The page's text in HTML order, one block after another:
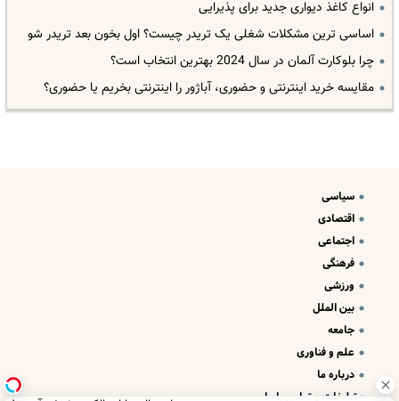
انواع کاغذ دیواری جدید برای پذیرایی
اساسی ترین مشکلات شغلی یک تریدر چیست؟ اول بخون بعد تریدر شو
چرا بلوکارت آلمان در سال 2024 بهترین انتخاب است؟
مقایسه خرید اینترنتی و حضوری، آباژور را اینترنتی بخریم یا حضوری؟
سیاسی
اقتصادی
اجتماعی
فرهنگی
ورزشی
بین الملل
جامعه
علم و فناوری
درباره ما
تبلیغات و تماس با ما